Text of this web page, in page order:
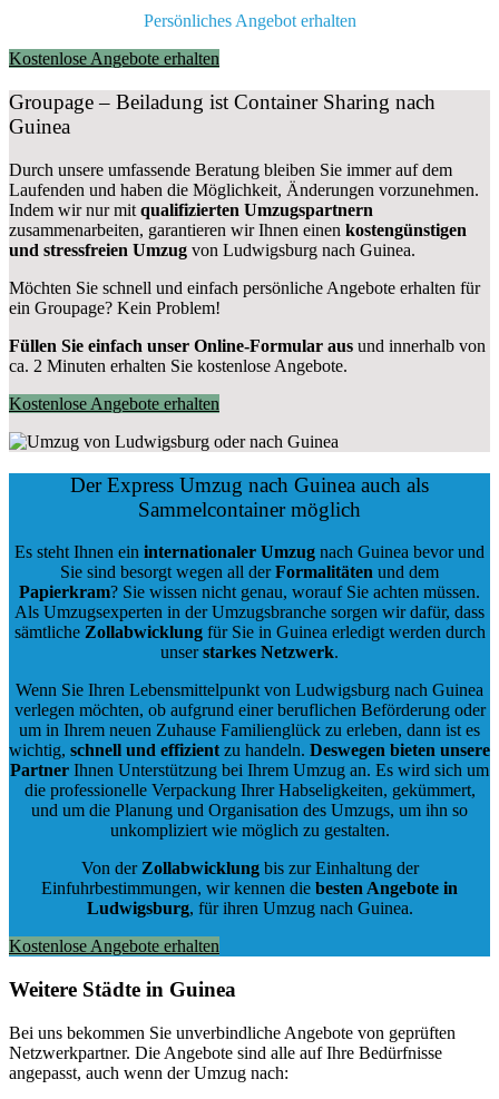
Persönliches Angebot erhalten
Kostenlose Angebote erhalten
Groupage – Beiladung ist Container Sharing nach
Guinea
Durch unsere umfassende Beratung bleiben Sie immer auf dem
Laufenden und haben die Möglichkeit, Änderungen vorzunehmen.
Indem wir nur mit qualifizierten Umzugspartnern
zusammenarbeiten, garantieren wir Ihnen einen kostengünstigen
und stressfreien Umzug von Ludwigsburg nach Guinea.
Möchten Sie schnell und einfach persönliche Angebote erhalten für
ein Groupage? Kein Problem!
Füllen Sie einfach unser Online-Formular aus und innerhalb von
ca. 2 Minuten erhalten Sie kostenlose Angebote.
Kostenlose Angebote erhalten
Der Express Umzug nach Guinea auch als
Sammelcontainer möglich
Es steht Ihnen ein internationaler Umzug nach Guinea bevor und
Sie sind besorgt wegen all derFormalitäten und dem
Papierkram? Sie wissen nicht genau, worauf Sie achten müssen.
Als Umzugsexperten in der Umzugsbranche sorgen wir dafür, dass
sämtliche Zollabwicklungfür Sie in Guinea erledigt werden durch
unserstarkes Netzwerk.
Wenn Sie Ihren Lebensmittelpunkt von Ludwigsburg nach Guinea
verlegen möchten, ob aufgrund einer beruflichen Beförderung oder
um in Ihrem neuen Zuhause Familienglück zu erleben, dann ist es
wichtig, schnell und effizient zu handeln. Deswegen bieten unsere
Partner Ihnen Unterstützung bei Ihrem Umzug an. Es wird sich um
die professionelle Verpackung Ihrer Habseligkeiten, gekümmert,
und um die Planung und Organisation des Umzugs, um ihn so
unkompliziert wie möglich zu gestalten.
Von der Zollabwicklungbis zur Einhaltung der
Einfuhrbestimmungen, wir kennen die besten Angebote in
Ludwigsburg, für ihren Umzug nach Guinea.
Kostenlose Angebote erhalten
Weitere Städte in Guinea
Bei uns bekommen Sie unverbindliche Angebote von geprüften
Netzwerkpartner. Die Angebote sind alle auf Ihre Bedürfnisse
angepasst, auch wenn der Umzug nach: